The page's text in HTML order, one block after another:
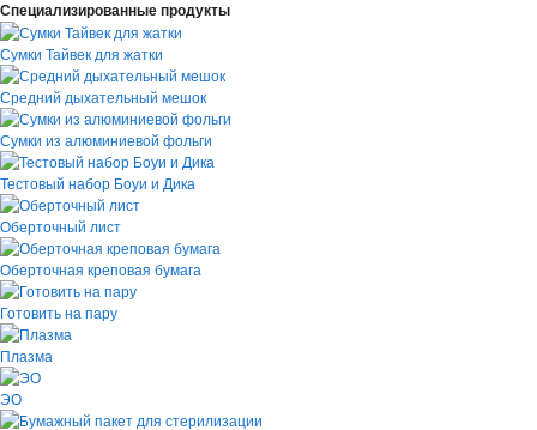
Специализированные продукты
Сумки Тайвек для жатки
Средний дыхательный мешок
Сумки из алюминиевой фольги
Тестовый набор Боуи и Дика
Оберточный лист
Оберточная креповая бумага
Готовить на пару
Плазма
ЭО